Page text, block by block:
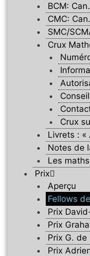
BCM:
CMC:
SMC/
Crux
Crux
Livrets : «
Notes de
Les
Prix
Aperçu
Fellows
Prix
Prix
Prix G. de
Prix